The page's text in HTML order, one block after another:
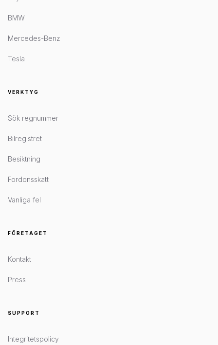
BMW
Mercedes-Benz
Tesla
VERKTYG
Sök regnummer
Bilregistret
Besiktning
Fordonsskatt
Vanliga fel
FÖRETAGET
Kontakt
Press
SUPPORT
Integritetspolicy